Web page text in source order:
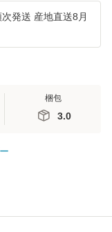
発送 産地直送8月
梱包
3.0